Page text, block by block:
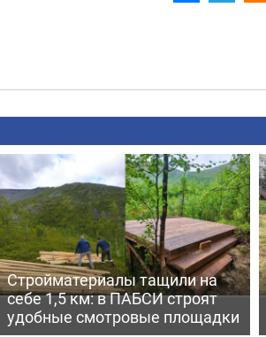
Стройматериалы тащили на
себе 1,5 км: в ПАБСИ строят
удобные смотровые площадки